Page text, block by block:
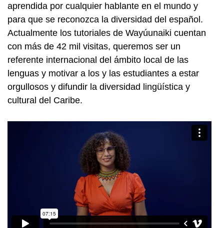
aprendida por cualquier hablante en el mundo y
para que se reconozca la diversidad del español.
Actualmente los tutoriales de Wayúunaiki cuentan
con más de 42 mil visitas, queremos ser un
referente internacional del ámbito local de las
lenguas y motivar a los y las estudiantes a estar
orgullosos y difundir la diversidad lingüística y
cultural del Caribe.